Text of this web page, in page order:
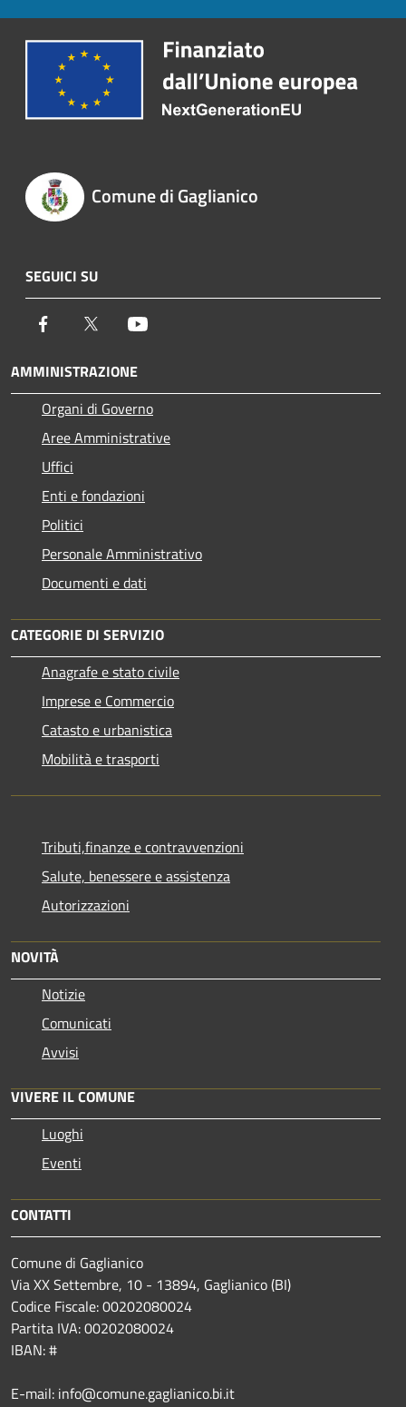
Comune di Gaglianico
SEGUICI SU
Facebook Twitter
AMMINISTRAZIONE
Organi di Governo
Aree Amministrative
Uffici
Enti e fondazioni
Politici
Personale Amministrativo
Documenti e dati
CATEGORIE DI SERVIZIO
Anagrafe e stato civile
Imprese e Commercio
Catasto e urbanistica
Mobilità e trasporti
Tributi,finanze e contravvenzioni
Salute, benessere e assistenza
Autorizzazioni
NOVITÀ
Notizie
Comunicati
Avvisi
VIVERE IL COMUNE
Luoghi
Eventi
CONTATTI
Comune di Gaglianico
Via XX Settembre, 10 - 13894, Gaglianico (BI)
Codice Fiscale: 00202080024
Partita IVA: 00202080024
IBAN: #
E-mail: info@comune.gaglianico.bi.it